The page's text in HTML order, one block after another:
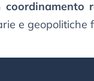
coordinamento
e geopolitiche